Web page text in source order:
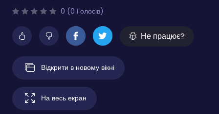
0 (0 Голосів)
Не працює?
Відкрити в новому вікні
На весь екран